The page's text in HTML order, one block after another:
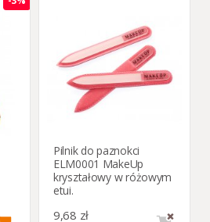
Pilnik do paznokci
ELM0001 MakeUp
kryształowy w różowym
etui.
9,68 zł